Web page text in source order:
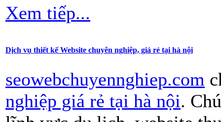
Xem tiếp...
Dịch vụ thiết kế Website chuyên nghiệp, giá rẻ tại hà nội
seowebchuyennghiep.com
nghiệp giá rẻ tại hà nội.